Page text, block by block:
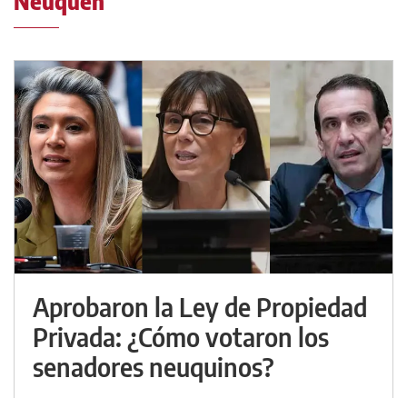
Aprobaron la Ley de Propiedad
Privada: ¿Cómo votaron los
senadores neuquinos?